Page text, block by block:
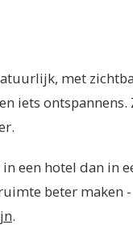
met
iets ontspannens.
een hotel dan in
beter maken -
.